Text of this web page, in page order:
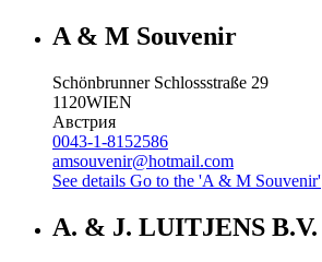
A & M Souvenir
Schönbrunner Schlossstraße 29
1120WIEN
Австрия
0043-1-8152586
amsouvenir@hotmail.com
See details Go to the 'A & M Souvenir'
A. & J. LUITJENS B.V.